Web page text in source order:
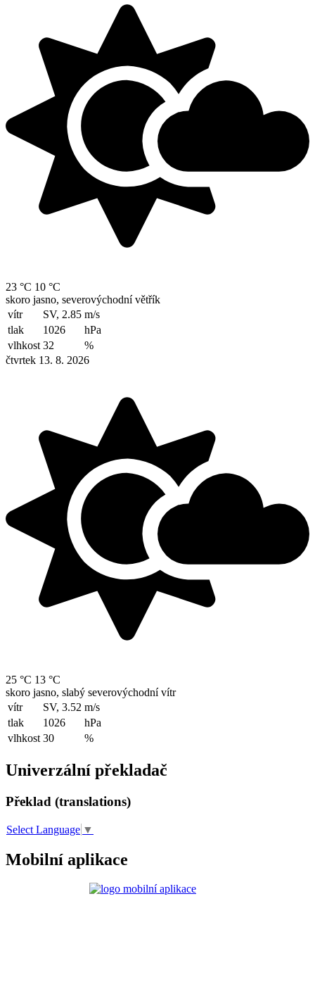
23 °C 10 °C
skoro jasno, severovýchodní větřík
vítr
SV, 2.85 m/s
tlak
1026
hPa
vlhkost 32
%
čtvrtek 13. 8. 2026
25 °C 13 °C
skoro jasno, slabý severovýchodní vítr
vítr
SV, 3.52 m/s
tlak
1026
hPa
vlhkost 30 %
Univerzální překladač
Překlad (translations)
Select Language ▼
Mobilní aplikace